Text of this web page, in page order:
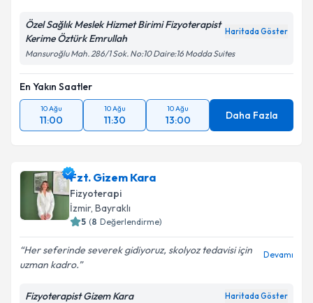
Özel Sağlık Meslek Hizmet Birimi Fizyoterapist
Kerime Öztürk Emrullah
Haritada Göster
Mansuroğlu Mah. 286/1 Sok. No:10 Daire:16 Modda Suites
En Yakın Saatler
10 Ağu
11:00
10 Ağu
11:30
10 Ağu
13:00 Daha Fazla
Fzt. Gizem Kara
Fizyoterapi
İzmir, Bayraklı
5 (8 Değerlendirme)
Her seferinde severek gidiyoruz, skolyoz tedavisi için
uzman kadro.
Devamı
Fizyoterapist Gizem Kara Haritada Göster